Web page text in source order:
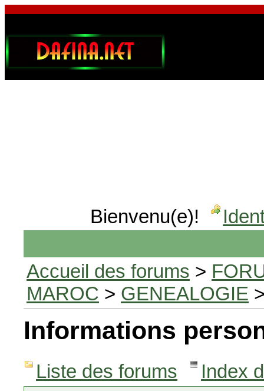
Bienvenu(e)!
Accueil des forums >
MAROC > GENEALOGIE
Informations
Liste des forums Index